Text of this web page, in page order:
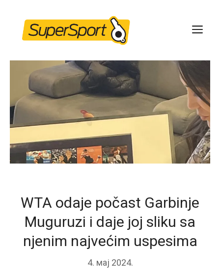
content
WTA odaje počast Garbinje
Muguruzi i daje joj sliku sa
njenim najvećim uspesima
4. мај 2024.